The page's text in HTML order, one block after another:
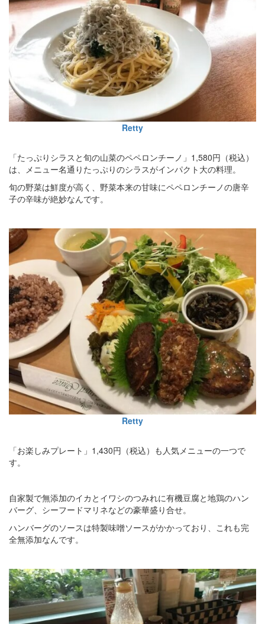
Retty
「たっぷりシラスと旬の山菜のペペロンチーノ」1,580円（税込）
は、メニュー名通りたっぷりのシラスがインパクト大の料理。
旬の野菜は鮮度が高く、野菜本来の甘味にペペロンチーノの唐辛
子の辛味が絶妙なんです。
Retty
「お楽しみプレート」1,430円（税込）も人気メニューの一つで
す。
自家製で無添加のイカとイワシのつみれに有機豆腐と地鶏のハン
バーグ、シーフードマリネなどの豪華盛り合せ。
ハンバーグのソースは特製味噌ソースがかかっており、これも完
全無添加なんです。